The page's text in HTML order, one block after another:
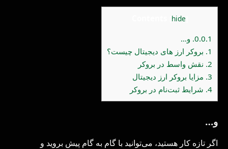
hide
0.0.1. و…
1. بروکر ارز های دیجیتال چیست؟
2. نقش واسط در بروکر
3. مزایا بروکر ارز دیجیتال
4. شرایط ثبت‌نام در بروکر
و…
اگر تازه کار هستید، می‌توانید با گام به گام پیش بروید و